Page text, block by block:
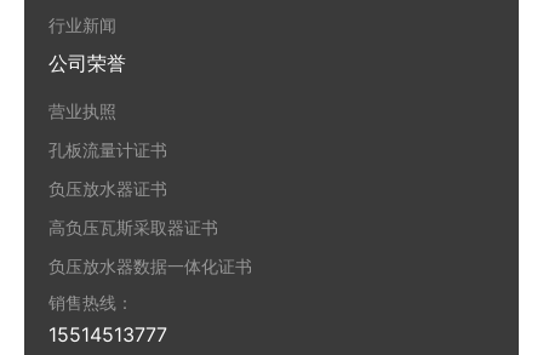
行业新闻
公司荣誉
营业执照
孔板流量计证书
负压放水器证书
高负压瓦斯采取器证书
负压放水器数据一体化证书
销售热线：
15514513777